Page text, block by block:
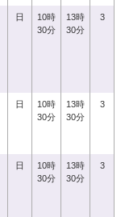
日
10時
30分
13時
30分
3
日
10時
30分
13時
30分
3
日
10時
30分
13時
30分
3